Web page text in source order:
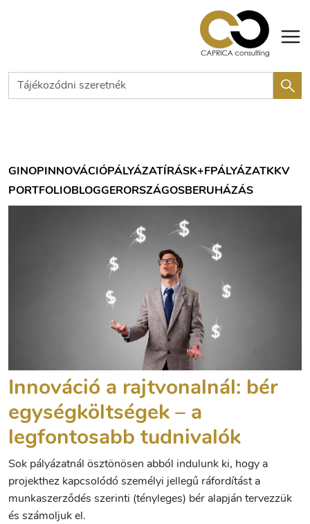
GINOPINNOVÁCIÓPÁLYÁZATÍRÁSK+FPÁLYÁZATKKV
PORTFOLIOBLOGGERORSZÁGOSBERUHÁZÁS
Innováció a rajtvonalnál: bér
egységköltségek – a
legfontosabb tudnivalók
Sok pályázatnál ösztönösen abból indulunk ki, hogy a
projekthez kapcsolódó személyi jellegű ráfordítást a
munkaszerződés szerinti (tényleges) bér alapján tervezzük
és számoljuk el.